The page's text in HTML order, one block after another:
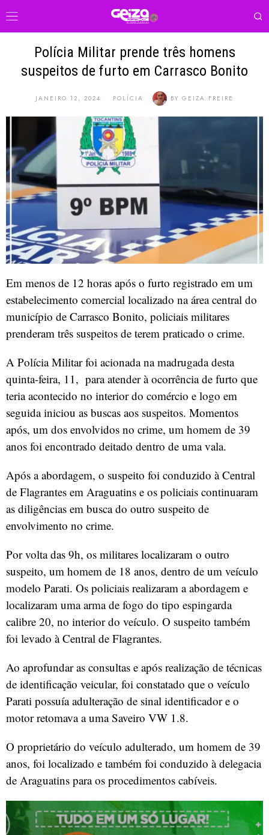
Polícia Militar prende três homens
suspeitos de furto em Carrasco Bonito
JANEIRO 12, 2024 POLÍCIA BY GEIZA FREIRE
Em menos de 12 horas após o furto registrado em um
estabelecimento comercial localizado na área central do
município de Carrasco Bonito, policiais militares
prenderam três suspeitos de terem praticado o crime.
A Polícia Militar foi acionada na madrugada desta
quinta-feira, 11, para atender à ocorrência de furto que
teria acontecido no interior do comércio e logo em
seguida iniciou as buscas aos suspeitos. Momentos
após, um dos envolvidos no crime, um homem de 39
anos foi encontrado deitado dentro de uma vala.
Após a abordagem, o suspeito foi conduzido à Central
de Flagrantes em Araguatins e os policiais continuaram
as diligências em busca do outro suspeito de
envolvimento no crime.
Por volta das 9h, os militares localizaram o outro
suspeito, um homem de 18 anos, dentro de um veículo
modelo Parati. Os policiais realizaram a abordagem e
localizaram uma arma de fogo do tipo espingarda
calibre 20, no interior do veículo. O suspeito também
foi levado à Central de Flagrantes.
Ao aprofundar as consultas e após realização de técnicas
de identificação veicular, foi constatado que o veículo
Parati possuía adulteração de sinal identificador e o
motor retomava a uma Saveiro VW 1.8.
O proprietário do veículo adulterado, um homem de 39
anos, foi localizado e também foi conduzido à delegacia
de Araguatins para os procedimentos cabíveis.